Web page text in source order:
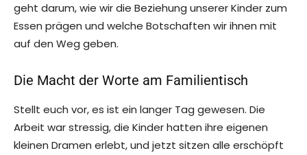
geht darum, wie wir die Beziehung unserer Kinder zum
Essen prägen und welche Botschaften wir ihnen mit
auf den Weg geben.
Die Macht der Worte am Familientisch
Stellt euch vor, es ist ein langer Tag gewesen. Die
Arbeit war stressig, die Kinder hatten ihre eigenen
kleinen Dramen erlebt, und jetzt sitzen alle erschöpft